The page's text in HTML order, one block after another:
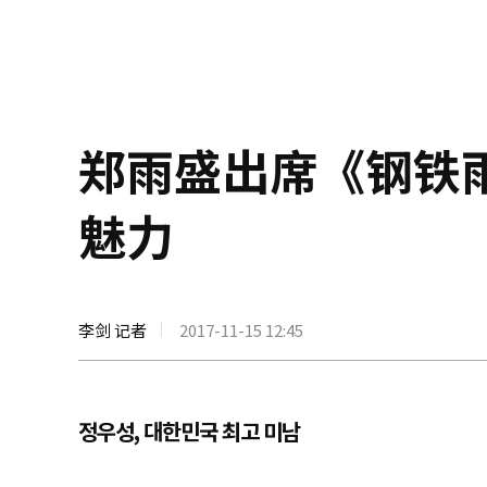
郑雨盛出席《钢铁
魅力
李剑 记者 2017-11-15 12:45
정우성, 대한민국 최고 미남